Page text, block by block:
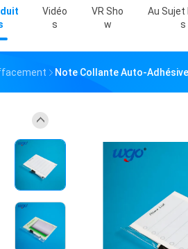
Vidéo
S
VR Sho
W
Au Sujet
S
Note Collante Auto-